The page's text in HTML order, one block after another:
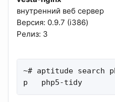
внутренний веб сервер
Версия: 0.9.7 (i386)
Релиз: 3
~# aptitude search
p   php5-tidy